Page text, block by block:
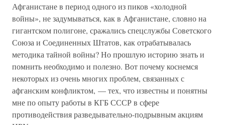
Афганистане в период одного из пиков «холодной
войны», не задумываться, как в Афганистане, словно на
гигантском полигоне, сражались спецслужбы Советского
Союза и Соединенных Штатов, как отрабатывалась
методика тайной войны? Но прошлую историю знать и
помнить необходимо и полезно. Вот почему коснемся
некоторых из очень многих проблем, связанных с
афганским конфликтом, — тех, что известны и понятны
мне по опыту работы в КГБ СССР в сфере
противодействия разведывательно-подрывным акциям